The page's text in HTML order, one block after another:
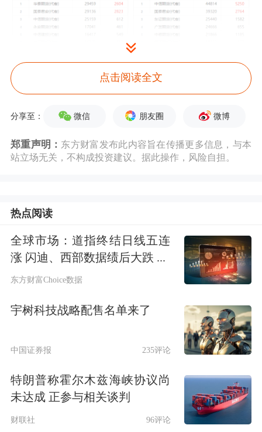
下图可以看出，前20席位净持仓较长时
间内处于净空态势。
持仓动向：
点击阅读全文
分享至： 微信 朋友圈 微博
郑重声明： 东方财富发布此内容旨在传播更多信息，与本
站立场无关，不构成投资建议。据此操作，风险自担。
热点阅读
全球市场：道指终结日线五连
涨 闪迪、西部数据绩后大跌 ...
东方财富Choice数据
宇树科技战略配售名单来了
中国证券报 235评论
特朗普称霍尔木兹海峡协议尚
未达成 正参与相关谈判
财联社 96评论